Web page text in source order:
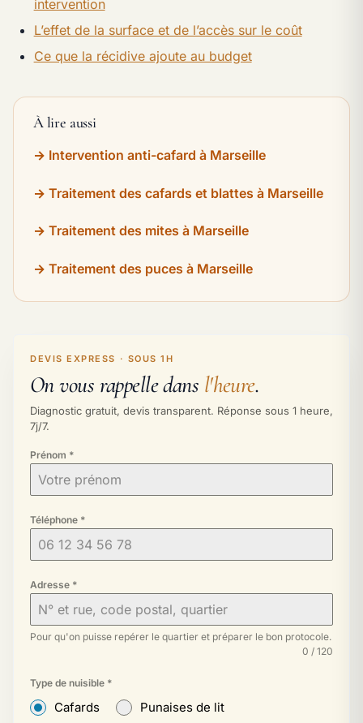
intervention
L’effet de la surface et de l’accès sur le coût
Ce que la récidive ajoute au budget
À lire aussi
Intervention anti-cafard à Marseille
Traitement des cafards et blattes à Marseille
Traitement des mites à Marseille
Traitement des puces à Marseille
DEVIS EXPRESS · SOUS 1H
On vous rappelle dans l'heure.
Diagnostic gratuit, devis transparent. Réponse sous 1 heure,
7j/7.
Prénom *
Téléphone *
Adresse *
Pour qu'on puisse repérer le quartier et préparer le bon protocole.
0 / 120
Type de nuisible *
Cafards
Punaises de lit